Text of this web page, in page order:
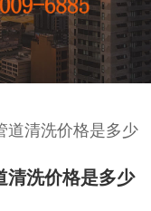
道清洗价格是多少
清洗价格是多少